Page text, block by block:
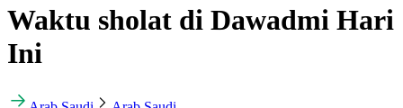
Waktu sholat di Dawadmi Hari
Ini